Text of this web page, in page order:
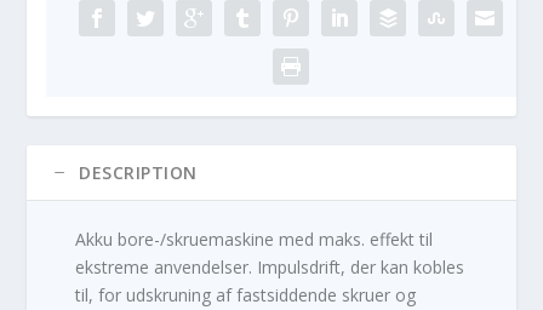
DESCRIPTION
Akku bore-/skruemaskine med maks. effekt til
ekstreme anvendelser. Impulsdrift, der kan kobles
til, for udskruning af fastsiddende skruer og